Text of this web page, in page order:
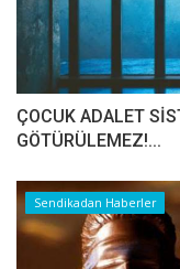
ÇOCUK ADALET
GÖTÜRÜLEMEZ!...
Sendikadan Haberler